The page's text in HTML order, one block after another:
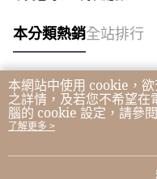
本分類熱銷全站排行
熱門標籤
本網站中使用 cookie，
之詳情，及若您不希望
腦的 cookie 設定，請參
聲明。您繼續使用本網站
了解更多 >